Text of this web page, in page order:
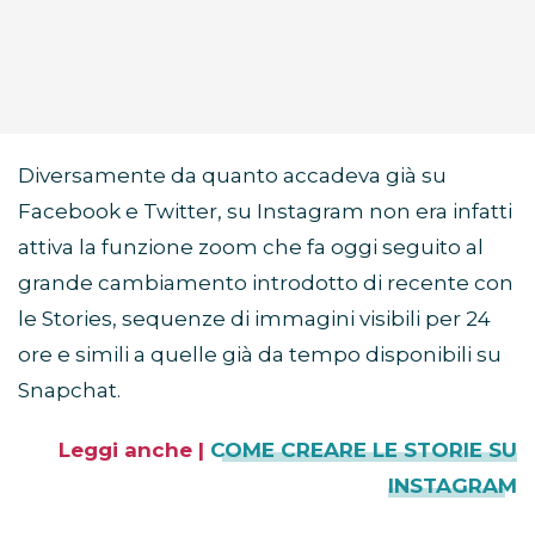
Diversamente da quanto accadeva già su
Facebook e Twitter, su Instagram non era infatti
attiva la funzione zoom che fa oggi seguito al
grande cambiamento introdotto di recente con
le Stories, sequenze di immagini visibili per 24
ore e simili a quelle già da tempo disponibili su
Snapchat.
Leggi anche | COME CREARE LE STORIE SU
INSTAGRAM